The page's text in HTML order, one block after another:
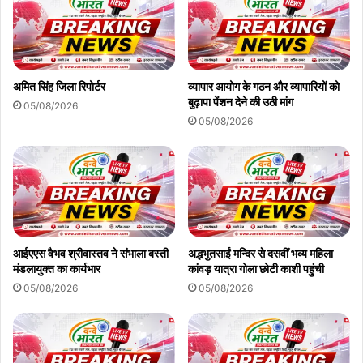
अमित सिंह जिला रिपोर्टर
05/08/2026
व्यापार आयोग के गठन और व्यापारियों को
बुढ़ापा पेंशन देने की उठी मांग
05/08/2026
आईएएस वैभव श्रीवास्तव ने संभाला बस्ती
मंडलायुक्त का कार्यभार
05/08/2026
अद्भभुतसाईं मन्दिर से दसवीं भव्य महिला
कांवड़ यात्रा गोला छोटी काशी पहुंची
05/08/2026